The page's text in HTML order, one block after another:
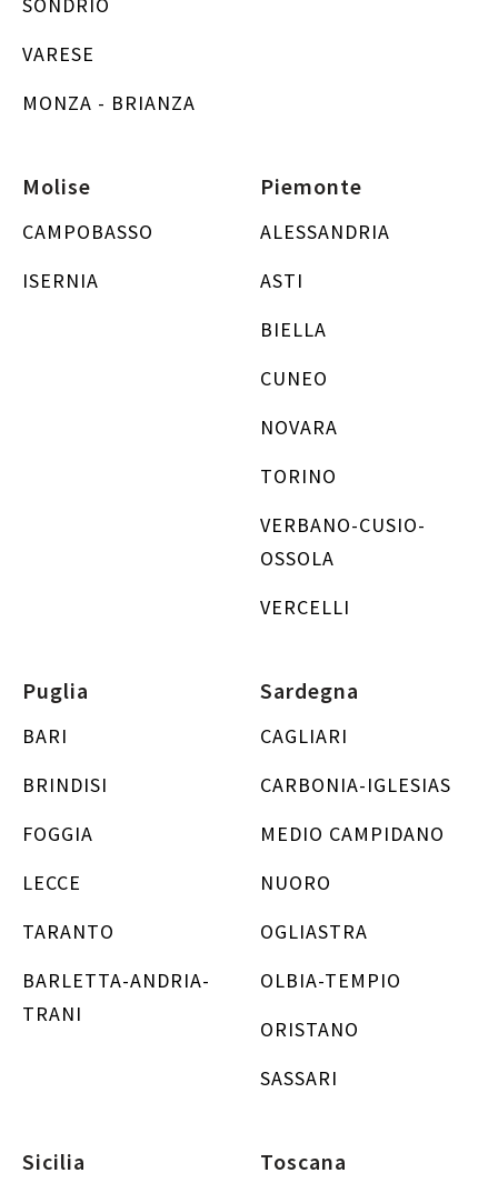
VARESE
MONZA - BRIANZA
Molise
CAMPOBASSO
ISERNIA
Piemonte
ALESSANDRIA
ASTI
BIELLA
CUNEO
NOVARA
TORINO
VERBANO-CUSIO-
OSSOLA
VERCELLI
Puglia
BARI
BRINDISI
FOGGIA
LECCE
TARANTO
BARLETTA-ANDRIA-
TRANI
Sardegna
CAGLIARI
CARBONIA-IGLESIAS
MEDIO CAMPIDANO
NUORO
OGLIASTRA
OLBIA-TEMPIO
ORISTANO
SASSARI
Sicilia Toscana